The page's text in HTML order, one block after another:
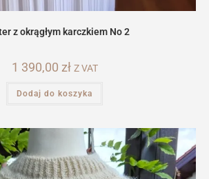
z okrągłym karczkiem No 2
1 390,00 zł Z VAT
Dodaj do koszyka